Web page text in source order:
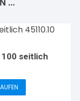
…
100 seitlich